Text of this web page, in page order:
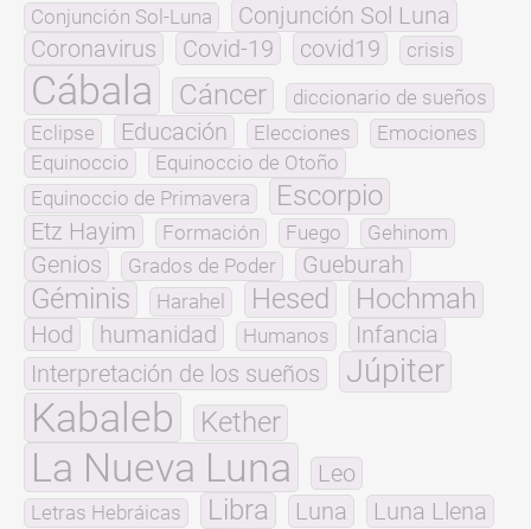
Conjunción Sol-Luna
Conjunción Sol Luna
Coronavirus
Covid-19 covid19 crisis
Cábala Cáncer
diccionario de sueños
Eclipse
Educación Elecciones
Emociones
Equinoccio
Equinoccio de Otoño
Equinoccio de Primavera
Escorpio
Etz Hayim Formación Fuego Gehinom
Genios Grados de Poder Gueburah
Géminis Harahel Hesed Hochmah
Hod humanidad Humanos
Infancia
Interpretación de los sueños
Júpiter
Kabaleb Kether
La Nueva Luna Leo
Letras Hebráicas Libra Luna Luna Llena